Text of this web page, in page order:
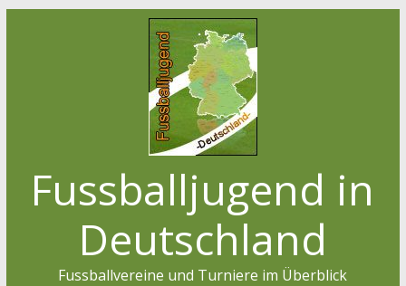
Fussballjugend in
Deutschland
Fussballvereine und Turniere im Überblick